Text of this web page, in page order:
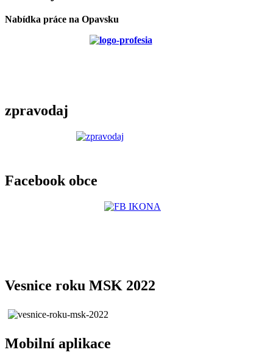
Nabídka práce na Opavsku
zpravodaj
Facebook obce
Vesnice roku MSK 2022
Mobilní aplikace